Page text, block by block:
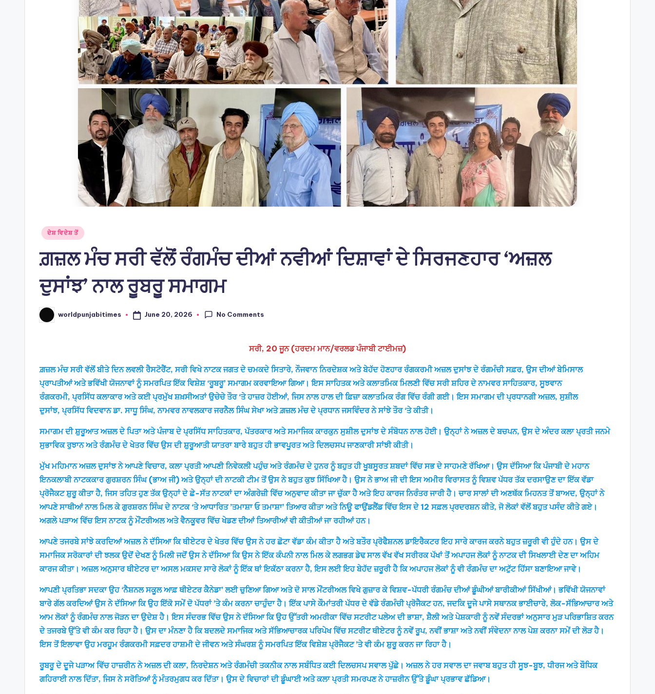
Posted
ਦੇਸ਼ ਵਿਦੇਸ਼ ਤੋਂ
ਗ਼ਜ਼ਲ ਮੰਚ ਸਰੀ ਵੱਲੋਂ ਰੰਗਮੰਚ ਦੀਆਂ ਨਵੀਆਂ ਦਿਸ਼ਾਵਾਂ ਦੇ ਸਿਰਜਣਹਾਰ ‘ਅਜ਼ਲ
ਦੁਸਾਂਝ’ ਨਾਲ ਰੂਬਰੂ ਸਮਾਗਮ
Posted
by
worldpunjabitimes June 20, 2026 No Comments
ਸਰੀ, 20 ਜੂਨ (ਹਰਦਮ ਮਾਨ/ਵਰਲਡ ਪੰਜਾਬੀ ਟਾਈਮਜ਼)
ਗ਼ਜ਼ਲ ਮੰਚ ਸਰੀ ਵੱਲੋਂ ਬੀਤੇ ਦਿਨ ਲਵਲੀ ਰੈਸਟੋਰੈਂਟ, ਸਰੀ ਵਿਖੇ ਨਾਟਕ ਜਗਤ ਦੇ ਚਮਕਦੇ ਸਿਤਾਰੇ, ਨੌਜਵਾਨ ਨਿਰਦੇਸ਼ਕ ਅਤੇ ਬੇਹੱਦ ਹੋਣਹਾਰ ਰੰਗਕਰਮੀ ਅਜ਼ਲ ਦੁਸਾਂਝ ਦੇ ਰੰਗਮੰਚੀ ਸਫ਼ਰ, ਉਸ ਦੀਆਂ ਬੇਮਿਸਾਲ
ਪ੍ਰਾਪਤੀਆਂ ਅਤੇ ਭਵਿੱਖੀ ਯੋਜਨਾਵਾਂ ਨੂੰ ਸਮਰਪਿਤ ਇੱਕ ਵਿਸ਼ੇਸ਼ ‘ਰੂਬਰੂ’ ਸਮਾਗਮ ਕਰਵਾਇਆ ਗਿਆ। ਇਸ ਸਾਹਿਤਕ ਅਤੇ ਕਲਾਤਮਿਕ ਮਿਲਣੀ ਵਿੱਚ ਸਰੀ ਸ਼ਹਿਰ ਦੇ ਨਾਮਵਰ ਸਾਹਿਤਕਾਰ, ਸੂਝਵਾਨ
ਰੰਗਕਰਮੀ, ਪ੍ਰਸਿੱਧ ਕਲਾਕਾਰ ਅਤੇ ਕਈ ਪ੍ਰਮੁੱਖ ਸ਼ਖ਼ਸੀਅਤਾਂ ਉਚੇਚੇ ਤੌਰ ‘ਤੇ ਹਾਜ਼ਰ ਹੋਈਆਂ, ਜਿਸ ਨਾਲ ਹਾਲ ਦੀ ਫ਼ਿਜ਼ਾ ਕਲਾਤਮਿਕ ਰੰਗ ਵਿੱਚ ਰੰਗੀ ਗਈ। ਇਸ ਸਮਾਗਮ ਦੀ ਪ੍ਰਧਾਨਗੀ ਅਜ਼ਲ, ਸੁਸ਼ੀਲ
ਦੁਸਾਂਝ, ਪ੍ਰਸਿੱਧ ਵਿਦਵਾਨ ਡਾ. ਸਾਧੂ ਸਿੰਘ, ਨਾਮਵਰ ਨਾਵਲਕਾਰ ਜਰਨੈਲ ਸਿੰਘ ਸੇਖਾ ਅਤੇ ਗ਼ਜ਼ਲ ਮੰਚ ਦੇ ਪ੍ਰਧਾਨ ਜਸਵਿੰਦਰ ਨੇ ਸਾਂਝੇ ਤੌਰ ‘ਤੇ ਕੀਤੀ।
ਸਮਾਗਮ ਦੀ ਸ਼ੁਰੂਆਤ ਅਜ਼ਲ ਦੇ ਪਿਤਾ ਅਤੇ ਪੰਜਾਬ ਦੇ ਪ੍ਰਸਿੱਧ ਸਾਹਿਤਕਾਰ, ਪੱਤਰਕਾਰ ਅਤੇ ਸਮਾਜਿਕ ਕਾਰਕੁਨ ਸੁਸ਼ੀਲ ਦੁਸਾਂਝ ਦੇ ਸੰਬੋਧਨ ਨਾਲ ਹੋਈ। ਉਨ੍ਹਾਂ ਨੇ ਅਜ਼ਲ ਦੇ ਬਚਪਨ, ਉਸ ਦੇ ਅੰਦਰ ਕਲਾ ਪ੍ਰਤੀ ਜਨਮੇ
ਸੁਭਾਵਿਕ ਰੁਝਾਨ ਅਤੇ ਰੰਗਮੰਚ ਦੇ ਖੇਤਰ ਵਿੱਚ ਉਸ ਦੀ ਸ਼ੁਰੂਆਤੀ ਯਾਤਰਾ ਬਾਰੇ ਬਹੁਤ ਹੀ ਭਾਵਪੂਰਤ ਅਤੇ ਦਿਲਚਸਪ ਜਾਣਕਾਰੀ ਸਾਂਝੀ ਕੀਤੀ।
ਮੁੱਖ ਮਹਿਮਾਨ ਅਜ਼ਲ ਦੁਸਾਂਝ ਨੇ ਆਪਣੇ ਵਿਚਾਰ, ਕਲਾ ਪ੍ਰਤੀ ਆਪਣੀ ਨਿਵੇਕਲੀ ਪਹੁੰਚ ਅਤੇ ਰੰਗਮੰਚ ਦੇ ਹੁਨਰ ਨੂੰ ਬਹੁਤ ਹੀ ਖੂਬਸੂਰਤ ਸ਼ਬਦਾਂ ਵਿੱਚ ਸਭ ਦੇ ਸਾਹਮਣੇ ਰੱਖਿਆ। ਉਸ ਦੱਸਿਆ ਕਿ ਪੰਜਾਬੀ ਦੇ ਮਹਾਨ
ਇਨਕਲਾਬੀ ਨਾਟਕਕਾਰ ਗੁਰਸ਼ਰਨ ਸਿੰਘ (ਭਾਅ ਜੀ) ਅਤੇ ਉਨ੍ਹਾਂ ਦੀ ਨਾਟਕੀ ਟੀਮ ਤੋਂ ਉਸ ਨੇ ਬਹੁਤ ਕੁਝ ਸਿੱਖਿਆ ਹੈ। ਉਸ ਨੇ ਭਾਅ ਜੀ ਦੀ ਇਸ ਅਮੀਰ ਵਿਰਾਸਤ ਨੂੰ ਵਿਸ਼ਵ ਪੱਧਰ ਤੱਕ ਦਰਸਾਉਣ ਦਾ ਇੱਕ ਵੱਡਾ
ਪ੍ਰੋਜੈਕਟ ਸ਼ੁਰੂ ਕੀਤਾ ਹੈ, ਜਿਸ ਤਹਿਤ ਹੁਣ ਤੱਕ ਉਨ੍ਹਾਂ ਦੇ ਛੇ-ਸੱਤ ਨਾਟਕਾਂ ਦਾ ਅੰਗਰੇਜ਼ੀ ਵਿੱਚ ਅਨੁਵਾਦ ਕੀਤਾ ਜਾ ਚੁੱਕਾ ਹੈ ਅਤੇ ਇਹ ਕਾਰਜ ਨਿਰੰਤਰ ਜਾਰੀ ਹੈ। ਚਾਰ ਸਾਲਾਂ ਦੀ ਅਣਥੱਕ ਮਿਹਨਤ ਤੋਂ ਬਾਅਦ, ਉਨ੍ਹਾਂ ਨੇ
ਆਪਣੇ ਸਾਥੀਆਂ ਨਾਲ ਮਿਲ ਕੇ ਗੁਰਸ਼ਰਨ ਸਿੰਘ ਦੇ ਨਾਟਕ ‘ਤੇ ਆਧਾਰਿਤ ’ਤਮਾਸ਼ਾ ਓ ਤਮਾਸ਼ਾ’ ਤਿਆਰ ਕੀਤਾ ਅਤੇ ਨਿਊ ਫਾਉਂਡਲੈਂਡ ਵਿੱਚ ਇਸ ਦੇ 12 ਸਫ਼ਲ ਪ੍ਰਦਰਸ਼ਨ ਕੀਤੇ, ਜੋ ਲੋਕਾਂ ਵੱਲੋਂ ਬਹੁਤ ਪਸੰਦ ਕੀਤੇ ਗਏ।
ਅਗਲੇ ਪੜਾਅ ਵਿੱਚ ਇਸ ਨਾਟਕ ਨੂੰ ਮੌਂਟਰੀਅਲ ਅਤੇ ਵੈਨਕੂਵਰ ਵਿੱਚ ਖੇਡਣ ਦੀਆਂ ਤਿਆਰੀਆਂ ਵੀ ਕੀਤੀਆਂ ਜਾ ਰਹੀਆਂ ਹਨ।
ਆਪਣੇ ਤਜਰਬੇ ਸਾਂਝੇ ਕਰਦਿਆਂ ਅਜ਼ਲ ਨੇ ਦੱਸਿਆ ਕਿ ਥੀਏਟਰ ਦੇ ਖੇਤਰ ਵਿੱਚ ਉਸ ਨੇ ਹਰ ਛੋਟਾ ਵੱਡਾ ਕੰਮ ਕੀਤਾ ਹੈ ਅਤੇ ਬਤੌਰ ਪ੍ਰੋਫੈਸ਼ਨਲ ਡਾਇਰੈਕਟਰ ਇਹ ਸਾਰੇ ਕਾਰਜ ਕਰਨੇ ਬਹੁਤ ਜ਼ਰੂਰੀ ਵੀ ਹੁੰਦੇ ਹਨ। ਉਸ ਦੇ
ਸਮਾਜਿਕ ਸਰੋਕਾਰਾਂ ਦੀ ਝਲਕ ਉਦੋਂ ਦੇਖਣ ਨੂੰ ਮਿਲੀ ਜਦੋਂ ਉਸ ਨੇ ਦੱਸਿਆ ਕਿ ਉਸ ਨੇ ਇੱਕ ਕੰਪਨੀ ਨਾਲ ਮਿਲ ਕੇ ਲਗਭਗ ਡੇਢ ਸਾਲ ਵੱਖ ਵੱਖ ਸਰੀਰਕ ਪੱਖਾਂ ਤੋਂ ਅਪਾਹਜ ਲੋਕਾਂ ਨੂੰ ਨਾਟਕ ਦੀ ਸਿਖਲਾਈ ਦੇਣ ਦਾ ਅਹਿਮ
ਕਾਰਜ ਕੀਤਾ। ਅਜ਼ਲ ਅਨੁਸਾਰ ਥੀਏਟਰ ਦਾ ਅਸਲ ਮਕਸਦ ਸਾਰੇ ਲੋਕਾਂ ਨੂੰ ਇੱਕ ਥਾਂ ਇਕੱਠਾ ਕਰਨਾ ਹੈ, ਇਸ ਲਈ ਇਹ ਬੇਹੱਦ ਜ਼ਰੂਰੀ ਹੈ ਕਿ ਅਪਾਹਜ ਲੋਕਾਂ ਨੂੰ ਵੀ ਰੰਗਮੰਚ ਦਾ ਅਟੁੱਟ ਹਿੱਸਾ ਬਣਾਇਆ ਜਾਵੇ।
ਆਪਣੀ ਪ੍ਰਤਿਭਾ ਸਦਕਾ ਉਹ ‘ਨੈਸ਼ਨਲ ਸਕੂਲ ਆਫ਼ ਥੀਏਟਰ ਕੈਨੇਡਾ’ ਲਈ ਚੁਣਿਆ ਗਿਆ ਅਤੇ ਦੋ ਸਾਲ ਮੌਂਟਰੀਅਲ ਵਿਖੇ ਗੁਜ਼ਾਰ ਕੇ ਵਿਸ਼ਵ-ਪੱਧਰੀ ਰੰਗਮੰਚ ਦੀਆਂ ਡੂੰਘੀਆਂ ਬਾਰੀਕੀਆਂ ਸਿੱਖੀਆਂ। ਭਵਿੱਖੀ ਯੋਜਨਾਵਾਂ
ਬਾਰੇ ਗੱਲ ਕਰਦਿਆਂ ਉਸ ਨੇ ਦੱਸਿਆ ਕਿ ਉਹ ਇੱਕੋ ਸਮੇਂ ਦੋ ਪੱਧਰਾਂ ’ਤੇ ਕੰਮ ਕਰਨਾ ਚਾਹੁੰਦਾ ਹੈ। ਇੱਕ ਪਾਸੇ ਕੌਮਾਂਤਰੀ ਪੱਧਰ ਦੇ ਵੱਡੇ ਰੰਗਮੰਚੀ ਪ੍ਰੋਜੈਕਟ ਹਨ, ਜਦਕਿ ਦੂਜੇ ਪਾਸੇ ਸਥਾਨਕ ਭਾਈਚਾਰੇ, ਲੋਕ-ਸੱਭਿਆਚਾਰ ਅਤੇ
ਆਮ ਲੋਕਾਂ ਨੂੰ ਰੰਗਮੰਚ ਨਾਲ ਜੋੜਨ ਦਾ ਉਦੇਸ਼ ਹੈ। ਇਸ ਸੰਦਰਭ ਵਿੱਚ ਉਸ ਨੇ ਦੱਸਿਆ ਕਿ ਉਹ ਉੱਤਰੀ ਅਮਰੀਕਾ ਵਿੱਚ ਸਟਰੀਟ ਪਲੇਅ ਦੀ ਭਾਸ਼ਾ, ਸ਼ੈਲੀ ਅਤੇ ਪੇਸ਼ਕਾਰੀ ਨੂੰ ਨਵੇਂ ਸੰਦਰਭਾਂ ਅਨੁਸਾਰ ਮੁੜ ਪਰਿਭਾਸ਼ਿਤ ਕਰਨ
ਦੇ ਤਜਰਬੇ ਉੱਤੇ ਵੀ ਕੰਮ ਕਰ ਰਿਹਾ ਹੈ। ਉਸ ਦਾ ਮੰਨਣਾ ਹੈ ਕਿ ਬਦਲਦੇ ਸਮਾਜਿਕ ਅਤੇ ਸੱਭਿਆਚਾਰਕ ਪਰਿਪੇਖ ਵਿੱਚ ਸਟਰੀਟ ਥੀਏਟਰ ਨੂੰ ਨਵੇਂ ਰੂਪ, ਨਵੀਂ ਭਾਸ਼ਾ ਅਤੇ ਨਵੀਂ ਸੰਵੇਦਨਾ ਨਾਲ ਪੇਸ਼ ਕਰਨਾ ਸਮੇਂ ਦੀ ਲੋੜ ਹੈ।
ਇਸ ਤੋਂ ਇਲਾਵਾ ਉਹ ਮਰਹੂਮ ਰੰਗਕਰਮੀ ਸਫ਼ਦਰ ਹਾਸ਼ਮੀ ਦੇ ਜੀਵਨ ਅਤੇ ਸੰਘਰਸ਼ ਨੂੰ ਸਮਰਪਿਤ ਇੱਕ ਵਿਸ਼ੇਸ਼ ਪ੍ਰੋਜੈਕਟ ’ਤੇ ਵੀ ਕੰਮ ਸ਼ੁਰੂ ਕਰਨ ਜਾ ਰਿਹਾ ਹੈ।
ਰੂਬਰੂ ਦੇ ਦੂਜੇ ਪੜਾਅ ਵਿੱਚ ਹਾਜ਼ਰੀਨ ਨੇ ਅਜ਼ਲ ਦੀ ਕਲਾ, ਨਿਰਦੇਸ਼ਨ ਅਤੇ ਰੰਗਮੰਚੀ ਤਕਨੀਕ ਨਾਲ ਸਬੰਧਿਤ ਕਈ ਦਿਲਚਸਪ ਸਵਾਲ ਪੁੱਛੇ। ਅਜ਼ਲ ਨੇ ਹਰ ਸਵਾਲ ਦਾ ਜਵਾਬ ਬਹੁਤ ਹੀ ਸੂਝ-ਬੂਝ, ਧੀਰਜ ਅਤੇ ਬੌਧਿਕ
ਗਹਿਰਾਈ ਨਾਲ ਦਿੱਤਾ, ਜਿਸ ਨੇ ਸਰੋਤਿਆਂ ਨੂੰ ਮੰਤਰਮੁਗਧ ਕਰ ਦਿੱਤਾ। ਉਸ ਦੇ ਵਿਚਾਰਾਂ ਦੀ ਡੂੰਘਾਈ ਅਤੇ ਕਲਾ ਪ੍ਰਤੀ ਸਮਰਪਣ ਨੇ ਹਾਜ਼ਰੀਨ ਉੱਤੇ ਡੂੰਘਾ ਪ੍ਰਭਾਵ ਛੱਡਿਆ।